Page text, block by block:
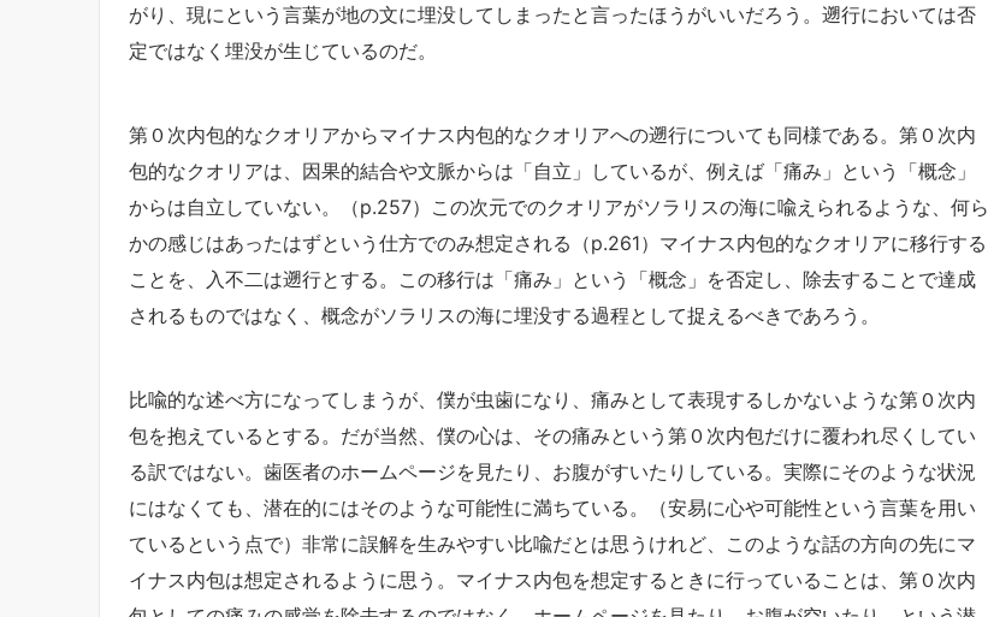
がり、現にという言葉が地の文に埋没してしまったと言ったほうがいいだろう。遡行においては否
定ではなく埋没が生じているのだ。
第０次内包的なクオリアからマイナス内包的なクオリアへの遡行についても同様である。第０次内
包的なクオリアは、因果的結合や文脈からは「自立」しているが、例えば「痛み」という「概念」
からは自立していない。（p.257）この次元でのクオリアがソラリスの海に喩えられるような、何ら
かの感じはあったはずという仕方でのみ想定される（p.261）マイナス内包的なクオリアに移行する
ことを、入不二は遡行とする。この移行は「痛み」という「概念」を否定し、除去することで達成
されるものではなく、概念がソラリスの海に埋没する過程として捉えるべきであろう。
比喩的な述べ方になってしまうが、僕が虫歯になり、痛みとして表現するしかないような第０次内
包を抱えているとする。だが当然、僕の心は、その痛みという第０次内包だけに覆われ尽くしてい
る訳ではない。歯医者のホームページを見たり、お腹がすいたりしている。実際にそのような状況
にはなくても、潜在的にはそのような可能性に満ちている。（安易に心や可能性という言葉を用い
ているという点で）非常に誤解を生みやすい比喩だとは思うけれど、このような話の方向の先にマ
イナス内包は想定されるように思う。マイナス内包を想定するときに行っていることは、第０次内